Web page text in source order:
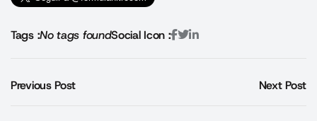
Tags :No tags foundSocial Icon :
Previous Post Next Post